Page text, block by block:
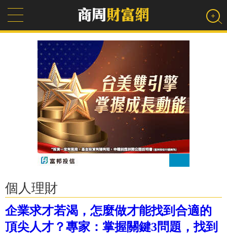
個人理財
企業求才若渴，怎麼做才能找到合適的
頂尖人才？專家：掌握關鍵3問題，找到